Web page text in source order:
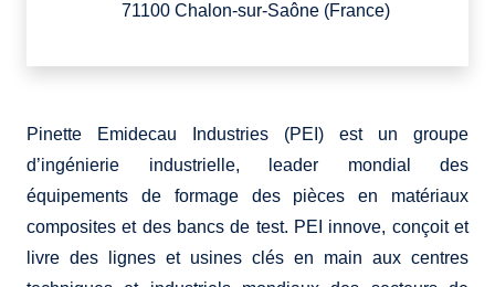
71100 Chalon-sur-Saône (France)
Pinette Emidecau Industries (PEI) est un groupe
d’ingénierie industrielle, leader mondial des
équipements de formage des pièces en matériaux
composites et des bancs de test. PEI innove, conçoit et
livre des lignes et usines clés en main aux centres